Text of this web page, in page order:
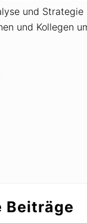
und Strategie
und Kollegen
Beiträge